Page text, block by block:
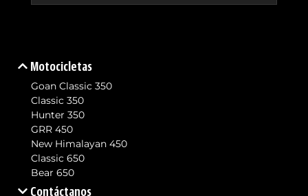
Motocicletas
Goan Classic 350
Classic 350
Hunter 350
GRR 450
New Himalayan 450
Classic 650
Bear 650
Contáctanos